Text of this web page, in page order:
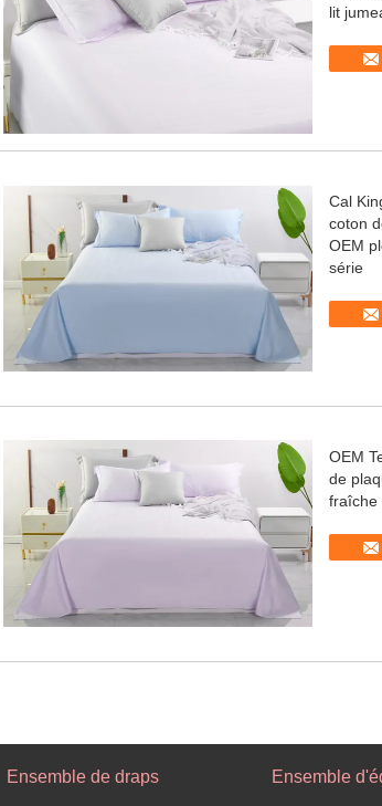
lit
Cal
coton
OEM
série
OEM
de
fraîche
Ensemble de draps Ensemble